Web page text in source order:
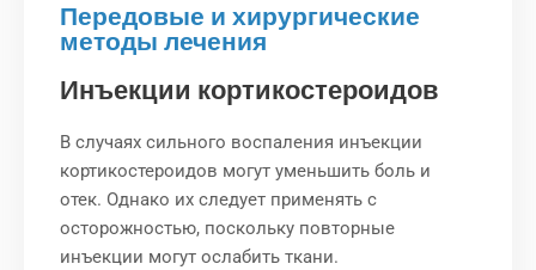
Передовые и хирургические
методы лечения
Инъекции кортикостероидов
В случаях сильного воспаления инъекции
кортикостероидов могут уменьшить боль и
отек. Однако их следует применять с
осторожностью, поскольку повторные
инъекции могут ослабить ткани.